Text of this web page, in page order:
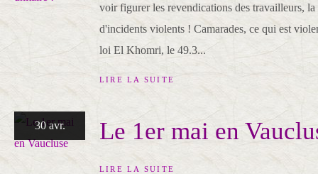
voir figurer les revendications des travailleurs,
d'incidents violents ! Camarades, ce qui est
loi El Khomri, le 49.3...
LIRE LA SUITE
30 avr. Le 1er mai en
LIRE LA SUITE